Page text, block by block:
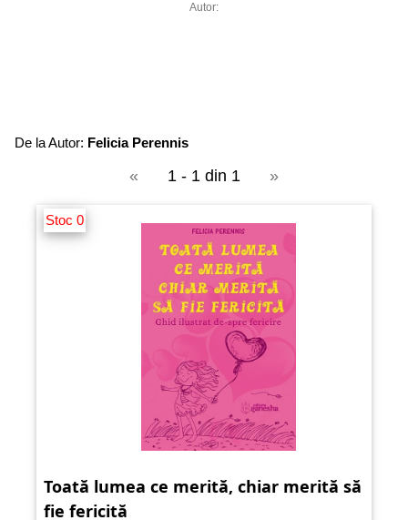
Autor:
De la Autor: Felicia Perennis
« 1 - 1 din 1 »
Stoc 0
Toată lumea ce merită, chiar merită să
fie fericită